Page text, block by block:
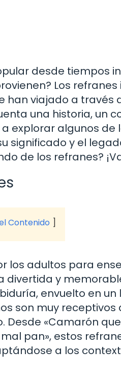
desde tiempos
Los
viajado a través
una historia, un
explorar algunos de
significado y el
de los refranes?
Contenido
los adultos para
divertida y
envuelto en un
son muy
«Camarón
pan», estos
a los